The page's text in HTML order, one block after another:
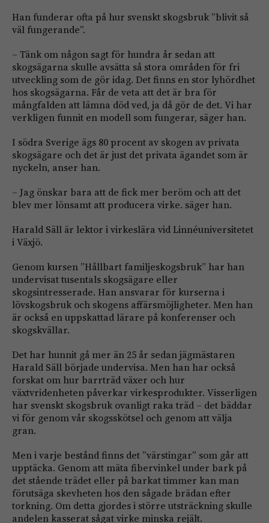
Han funderar ofta på hur svenskt skogsbruk ”blivit så
väl fungerande”.
– Tänk om någon sagt för hundra år sedan att
skogsägarna skulle avsätta så stora områden för fri
utveckling som de gör idag. Det finns en stor lyhördhet
hos skogsägarna. Får de veta att det är bra för
mångfalden att lämna död ved, ja då gör de det. Vi har
verkligen funnit en modell som fungerar, säger han.
I södra Sverige ägs 80 procent av skogen av privata
skogsägare och det är just det privata ägandet som är
nyckeln, anser han.
– Jag önskar bara att de fick mer beröm och att det
blev mer lönsamt att producera virke. säger han.
Harald Säll är lektor i virkeslära vid Linnéuniversitetet
i Växjö.
Genom kursen ”Hållbart familjeskogsbruk” har han
undervisat tusentals skogsägare eller
skogsintresserade. Han ansvarar för kurserna i
lövskogsbruk och skogens affärsmöjligheter. Men han
är också en uppskattad lärare på konferenser och
skogskvällar.
Det har hunnit gå mer än 25 år sedan jägmästaren
Harald Säll började undervisa. Men han har också
forskat om hur barrträd växer och hur
växtvridenheten påverkar virkesprodukter. Visserligen
har svenskt skogsbruk ovanligt raka träd – det bäddar
vi för genom vår skogsskötsel och genom att välja
gran.
Men i varje bestånd finns det ”värstingar” som går att
upptäcka. Genom att mäta fibervinkel under bark på
det stående trädet eller på barkat timmer kan man
förutsäga skevheten hos den sågade brädan efter
torkning. Om detta gjordes i större utsträckning skulle
andelen kasserat sågat virke minska rejält.